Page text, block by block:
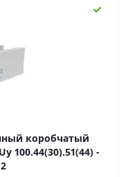
коробчатый
100.44(30).51(44) -